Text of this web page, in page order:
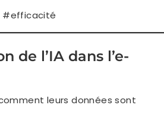
#efficacité
de l’IA dans l’e-
leurs données sont